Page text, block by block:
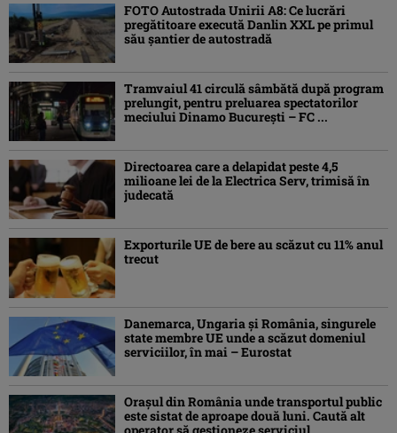
FOTO Autostrada Unirii A8: Ce lucrări
pregătitoare execută Danlin XXL pe primul
său șantier de autostradă
Tramvaiul 41 circulă sâmbătă după program
prelungit, pentru preluarea spectatorilor
meciului Dinamo București – FC ...
Directoarea care a delapidat peste 4,5
milioane lei de la Electrica Serv, trimisă în
judecată
Exporturile UE de bere au scăzut cu 11% anul
trecut
Danemarca, Ungaria şi România, singurele
state membre UE unde a scăzut domeniul
serviciilor, în mai – Eurostat
Orașul din România unde transportul public
este sistat de aproape două luni. Caută alt